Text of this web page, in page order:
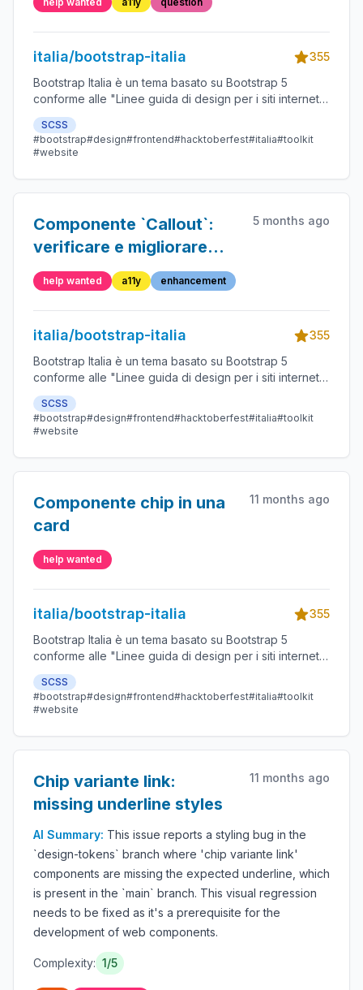
italia/bootstrap-italia
355
Bootstrap Italia è un tema basato su Bootstrap 5
conforme alle "Linee guida di design per i siti internet e
i servizi digitali della Pubblica Amministrazione"
SCSS
#bootstrap#design#frontend#hacktoberfest#italia#toolkit
#website
Componente `Callout`:
verificare e migliorare
semantica HTML,
verificare indicazioni a11y
icona ed esempi
5 months ago
help wanted a11y enhancement
italia/bootstrap-italia
355
Bootstrap Italia è un tema basato su Bootstrap 5
conforme alle "Linee guida di design per i siti internet e
i servizi digitali della Pubblica Amministrazione"
SCSS
#bootstrap#design#frontend#hacktoberfest#italia#toolkit
#website
Componente chip in una
card
11 months ago
help wanted
italia/bootstrap-italia
355
Bootstrap Italia è un tema basato su Bootstrap 5
conforme alle "Linee guida di design per i siti internet e
i servizi digitali della Pubblica Amministrazione"
SCSS
#bootstrap#design#frontend#hacktoberfest#italia#toolkit
#website
Chip variante link:
missing underline styles
11 months ago
AI Summary: This issue reports a styling bug in the
`design-tokens` branch where 'chip variante link'
components are missing the expected underline, which
is present in the `main` branch. This visual regression
needs to be fixed as it's a prerequisite for the
development of web components.
Complexity: 1/5